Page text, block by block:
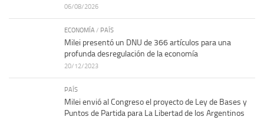
06/08/2026
ECONOMÍA / PAÍS
Milei presentó un DNU de 366 artículos para una
profunda desregulación de la economía
20/12/2023
PAÍS
Milei envió al Congreso el proyecto de Ley de Bases y
Puntos de Partida para La Libertad de los Argentinos